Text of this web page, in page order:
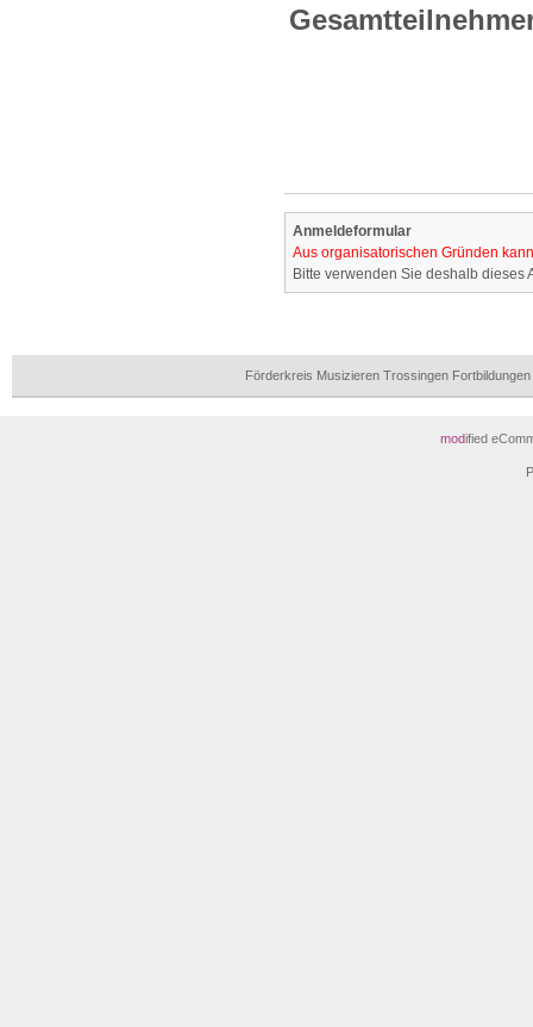
Anmeldeformular
Aus organisatorischen Gründen
Bitte verwenden Sie deshalb dieses
Förderkreis Musizieren Trossingen
modified